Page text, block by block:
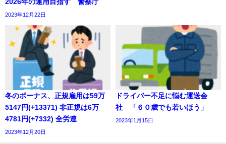
2023年12月22日
冬のボーナス、正規雇用は59万
5147円(+13371) 非正規は6万
4781円(+7332) 全労連
2023年12月20日
ドライバー不足に悩む運送会
社 「６０歳でも若いほう」
2023年1月15日